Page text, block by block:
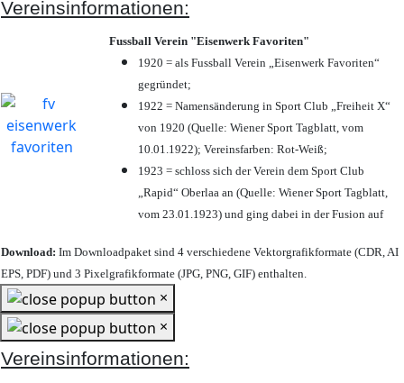
Vereinsinformationen:
Fussball Verein "Eisenwerk Favoriten"
1920 = als Fussball Verein „Eisenwerk Favoriten“
gegründet;
1922 = Namensänderung in Sport Club „Freiheit X“
von 1920 (Quelle: Wiener Sport Tagblatt, vom
10.01.1922); Vereinsfarben: Rot-Weiß;
1923 = schloss sich der Verein dem Sport Club
„Rapid“ Oberlaa an (Quelle: Wiener Sport Tagblatt,
vom 23.01.1923) und ging dabei in der Fusion auf
Download: Im Downloadpaket sind 4 verschiedene Vektorgrafikformate (CDR, AI
EPS, PDF) und 3 Pixelgrafikformate (JPG, PNG, GIF) enthalten.
×
×
Vereinsinformationen: